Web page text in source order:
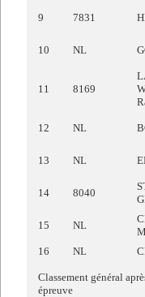
9 7831
10 NL
11 8169
12 NL
13 NL
14 8040
15 NL
16
NL
Classement général
épreuve